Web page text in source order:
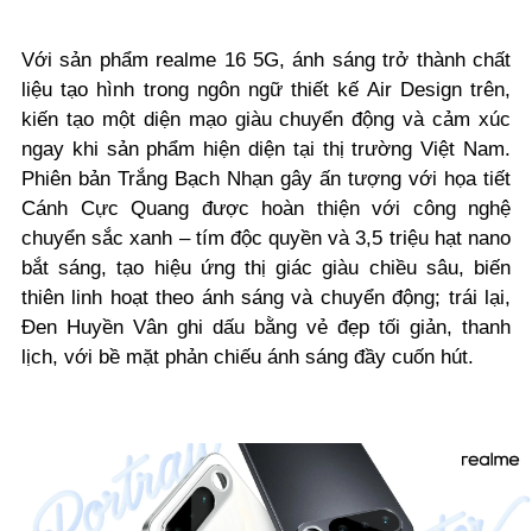
Với sản phẩm realme 16 5G, ánh sáng trở thành chất
liệu tạo hình trong ngôn ngữ thiết kế Air Design trên,
kiến tạo một diện mạo giàu chuyển động và cảm xúc
ngay khi sản phẩm hiện diện tại thị trường Việt Nam.
Phiên bản Trắng Bạch Nhạn gây ấn tượng với họa tiết
Cánh Cực Quang được hoàn thiện với công nghệ
chuyển sắc xanh – tím độc quyền và 3,5 triệu hạt nano
bắt sáng, tạo hiệu ứng thị giác giàu chiều sâu, biến
thiên linh hoạt theo ánh sáng và chuyển động; trái lại,
Đen Huyền Vân ghi dấu bằng vẻ đẹp tối giản, thanh
lịch, với bề mặt phản chiếu ánh sáng đầy cuốn hút.